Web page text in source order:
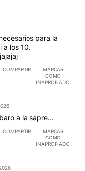
para la
a los 10,
COMPARTIR
MARCAR
COMO
INAPROPIADO
a la sapre...
COMPARTIR
MARCAR
COMO
INAPROPIADO